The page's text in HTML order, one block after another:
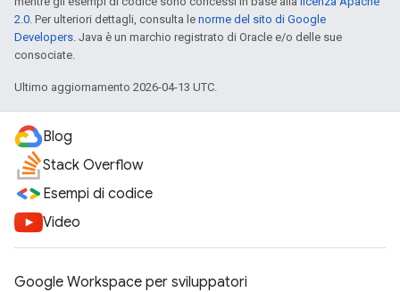
2.0. Per ulteriori dettagli, consulta le norme del sito di Google
Developers. Java è un marchio registrato di Oracle e/o delle sue
consociate.
Ultimo aggiornamento 2026-04-13 UTC.
Blog
Stack Overflow
Esempi di codice
Video
Google Workspace per sviluppatori